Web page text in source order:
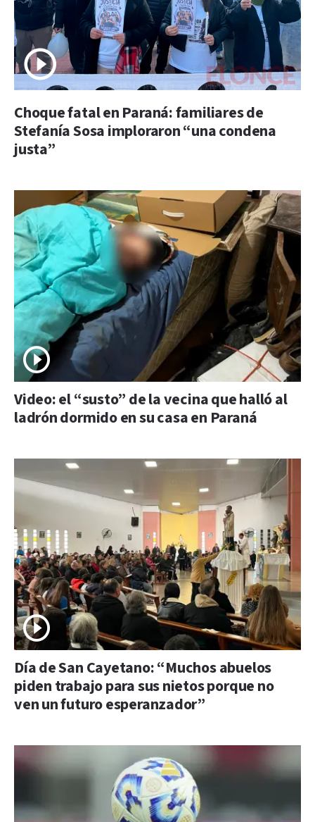
Choque fatal en Paraná: familiares de
Stefanía Sosa imploraron “una condena
justa”
Video: el “susto” de la vecina que halló al
ladrón dormido en su casa en Paraná
Día de San Cayetano: “Muchos abuelos
piden trabajo para sus nietos porque no
ven un futuro esperanzador”